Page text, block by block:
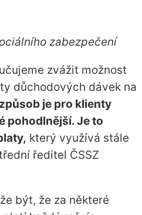
zabezpečení
zvážit možnost
důchodových dávek na
je pro klienty
pohodlnější. Je to
který využívá stále
ředitel ČSSZ
být, že za některé